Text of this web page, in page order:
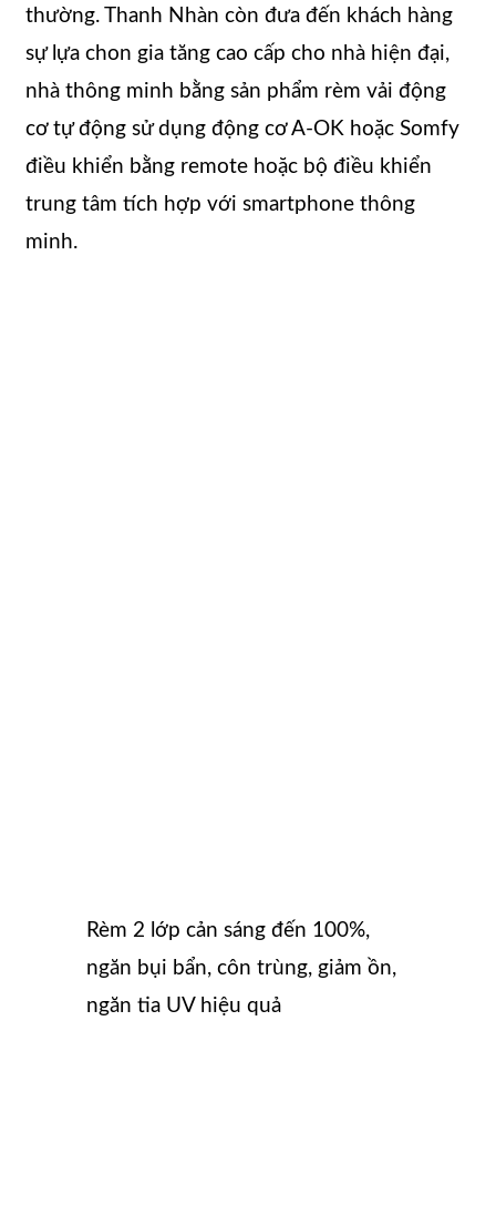
thường. Thanh Nhàn còn đưa đến khách hàng
sự lựa chon gia tăng cao cấp cho nhà hiện đại,
nhà thông minh bằng sản phẩm rèm vải động
cơ tự động sử dụng động cơ A-OK hoặc Somfy
điều khiển bằng remote hoặc bộ điều khiển
trung tâm tích hợp với smartphone thông
minh.
Rèm 2 lớp cản sáng đến 100%,
ngăn bụi bẩn, côn trùng, giảm ồn,
ngăn tia UV hiệu quả